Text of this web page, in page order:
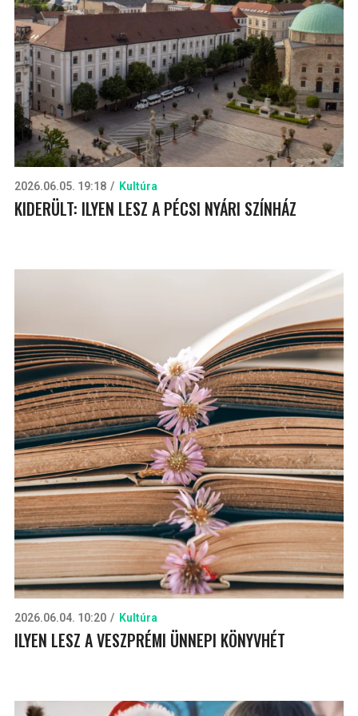
2026.06.05. 19:18 Kultúra
KIDERÜLT: ILYEN LESZ A PÉCSI NYÁRI SZÍNHÁZ
2026.06.04. 10:20 Kultúra
ILYEN LESZ A VESZPRÉMI ÜNNEPI KÖNYVHÉT